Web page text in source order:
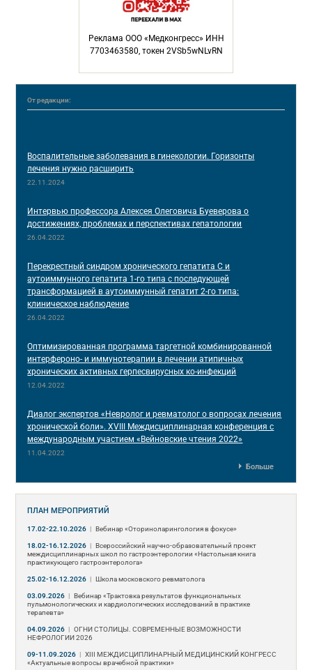
Реклама ООО «Медконгресс» ИНН
7703463580, токен 2VSb5wNLvRN
От редакции:
Воспалительные заболевания в гинекологии. Горизонты
лечения нужно расширить
22.11.2024
Интервью профессора Алексея Олеговича Буеверова о
достижениях, проблемах и перспективах гепатологии
26.04.2022
Перекрестный синдром хронического гепатита С и
аутоиммунного гепатита 1-го типа с последующей
трансформацией в аутоиммунный гепатит 2-го типа:
клиническое наблюдение
26.04.2022
Оптимизированная программа таргетной комбинированной
интерфероно- и иммунотерапии в лечении атипичных
хронических активных герпесвирусных ко-инфекций
12.04.2022
Диалог экспертов «Невролог и ревматолог о вопросах лечения
хронической боли». XVIII Междисциплинарная конференция c
международным участием «Вейновские чтения 2022»
11.04.2022
Больше
ПЛАН МЕРОПРИЯТИЙ
17.02-22.10.2026 | Вебинар «Оториноларингология в фокусе»
18.02-16.12.2026 | Всероссийский научно-образовательный проект
междисциплинарных школ по гастроэнтерологии «Настольная книга
практикующего гастроэнтеролога»
25.02-16.12.2026 | Школа московского ревматолога
03.09.2026 | Вебинар «Трактовка результатов функциональных
пульмонологических и кардиологических исследований в практике
терапевта»
04.09.2026 | ОГНИ СТОЛИЦЫ. СОВРЕМЕННЫЕ ВОЗМОЖНОСТИ
НЕФРОЛОГИИ 2026
09-11.09.2026 | ХIII МЕЖДИСЦИПЛИНАРНЫЙ МЕДИЦИНСКИЙ КОНГРЕСС
«Актуальные вопросы врачебной практики»